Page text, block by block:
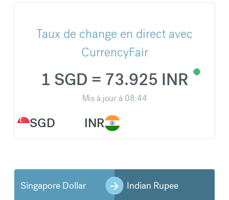
Taux de change en direct avec
CurrencyFair
SGD
1 SGD = 73.925 INR
Mis à jour à 08:44
INR
Singapore Dollar Indian Rupee